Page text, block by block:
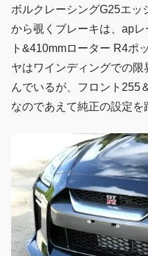
ボルクレーシングG25エッ
から覗くブレーキは、ap
ト&410mmローター R4ポ
ヤはワインディングでの
んでいるが、フロント255
なのであえて純正の設定を